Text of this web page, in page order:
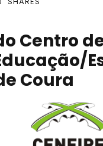
Centro
Coura